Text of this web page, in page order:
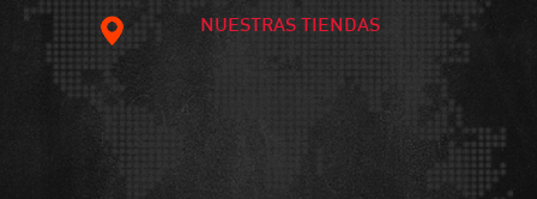
NUESTRAS TIENDAS